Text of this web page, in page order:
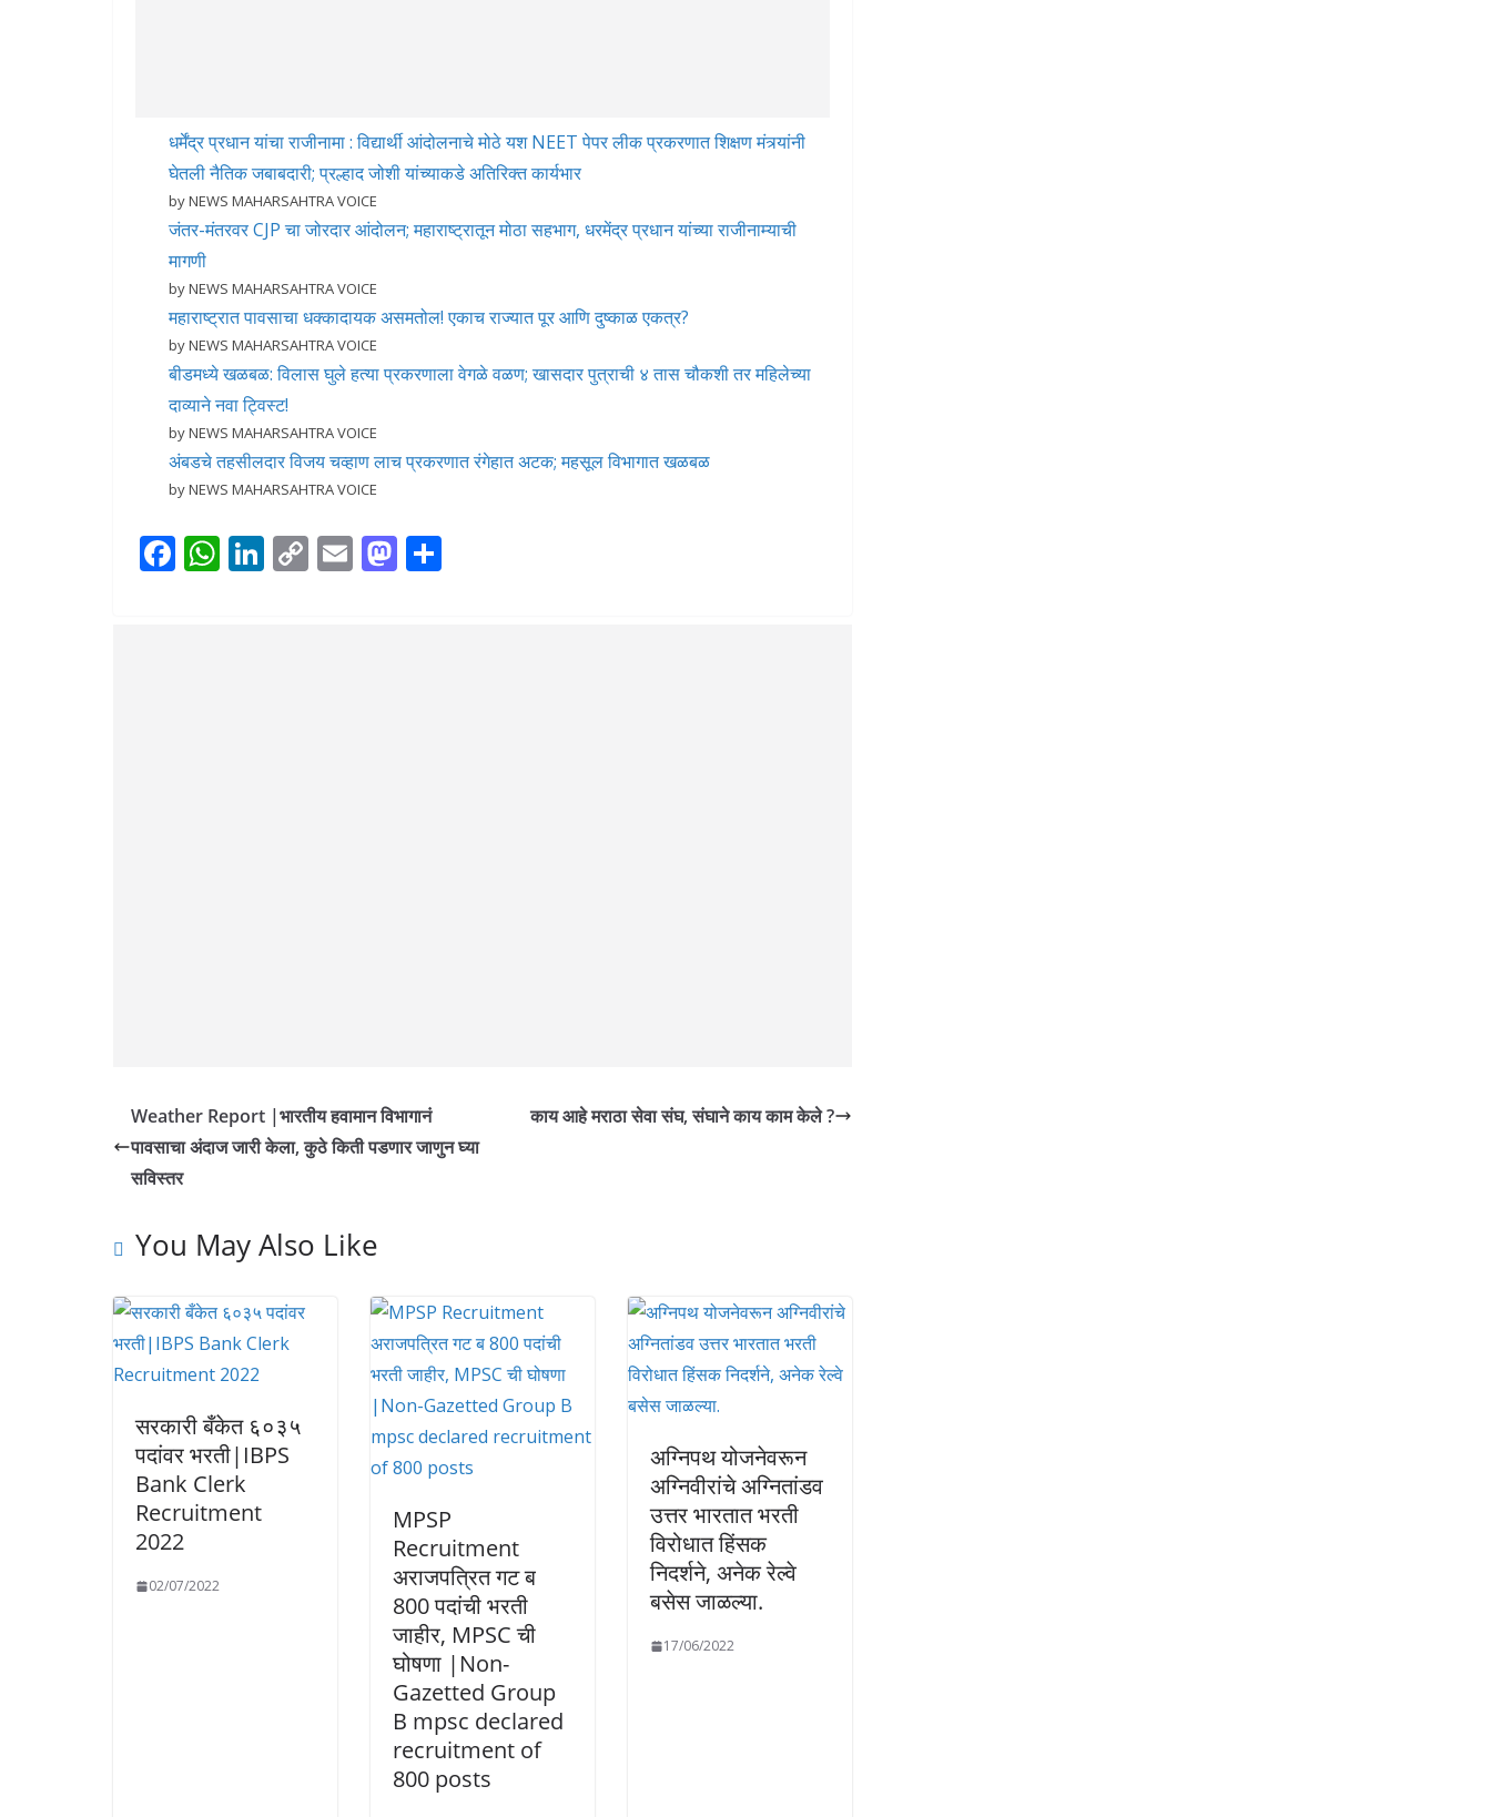
धर्मेंद्र प्रधान यांचा राजीनामा : विद्यार्थी आंदोलनाचे मोठे यश NEET पेपर लीक प्रकरणात शिक्षण मंत्र्यांनी
घेतली नैतिक जबाबदारी; प्रल्हाद जोशी यांच्याकडे अतिरिक्त कार्यभार
by NEWS MAHARSAHTRA VOICE
जंतर-मंतरवर CJP चा जोरदार आंदोलन; महाराष्ट्रातून मोठा सहभाग, धरमेंद्र प्रधान यांच्या राजीनाम्याची
मागणी
by NEWS MAHARSAHTRA VOICE
महाराष्ट्रात पावसाचा धक्कादायक असमतोल! एकाच राज्यात पूर आणि दुष्काळ एकत्र?
by NEWS MAHARSAHTRA VOICE
बीडमध्ये खळबळ: विलास घुले हत्या प्रकरणाला वेगळे वळण; खासदार पुत्राची ४ तास चौकशी तर महिलेच्या
दाव्याने नवा ट्विस्ट!
by NEWS MAHARSAHTRA VOICE
अंबडचे तहसीलदार विजय चव्हाण लाच प्रकरणात रंगेहात अटक; महसूल विभागात खळबळ
by NEWS MAHARSAHTRA VOICE
F W Li C E M
Weather Report |भारतीय हवामान विभागानं
पावसाचा अंदाज जारी केला, कुठे किती पडणार जाणुन घ्या
सविस्तर
काय आहे मराठा सेवा संघ, संघाने काय काम केले ?
You May Also Like
सरकारी बँकेत ६०३५
पदांवर भरती|IBPS
Bank Clerk
Recruitment
2022
02/07/2022
MPSP
Recruitment
अराजपत्रित गट ब
800 पदांची भरती
जाहीर, MPSC ची
घोषणा |Non-
Gazetted Group
B mpsc declared
recruitment of
800 posts
अग्निपथ योजनेवरून
अग्निवीरांचे अग्नितांडव
उत्तर भारतात भरती
विरोधात हिंसक
निदर्शने, अनेक रेल्वे
बसेस जाळल्या.
17/06/2022